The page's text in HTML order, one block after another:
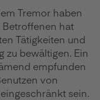
Tremor haben
Betroffenen hat
Tätigkeiten und
zu bewältigen. Ein
empfunden
von
sein.